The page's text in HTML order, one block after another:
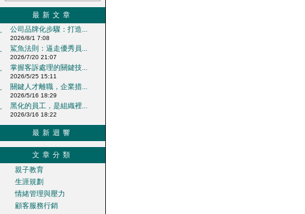
最新文章
‧
公司品牌化步驟：打造...
2026/8/1 7:08
‧ 鯊魚法則：逼走優秀員...
2026/7/20 21:07
‧ 掌握客訴處理的關鍵技...
2026/5/25 15:11
‧ 關鍵人才離職，企業措...
2026/5/16 18:29
‧ 黑化的員工，是組織裡...
2026/3/16 18:22
最新迴響
文章分類
親子教育
生涯規劃
情緒管理與壓力
顧客服務行銷